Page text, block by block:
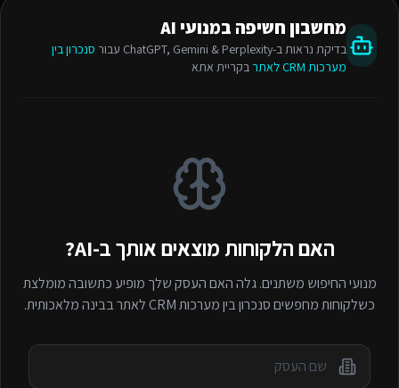
מחשבון חשיפה במנועי AI
בדיקת נראות ב-ChatGPT, Gemini & Perplexity עבור
סנכרון בין
מערכות CRM לאתר
בקריית אתא
האם הלקוחות מוצאים אותך ב-AI?
מנועי החיפוש משתנים. גלה האם העסק שלך מופיע כתשובה מומלצת
כשלקוחות מחפשיםסנכרון בין מערכות CRM לאתר בבינה מלאכותית.